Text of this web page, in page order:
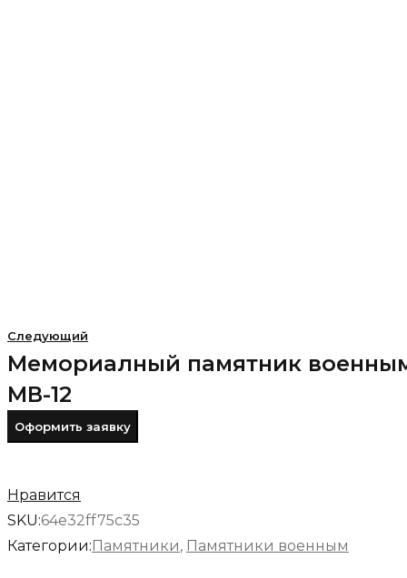
Следующий
Мемориалный памятник
МВ-12
Оформить заявку
Нравится
SKU:64e32ff75c35
Категории:Памятники, Памятники военным